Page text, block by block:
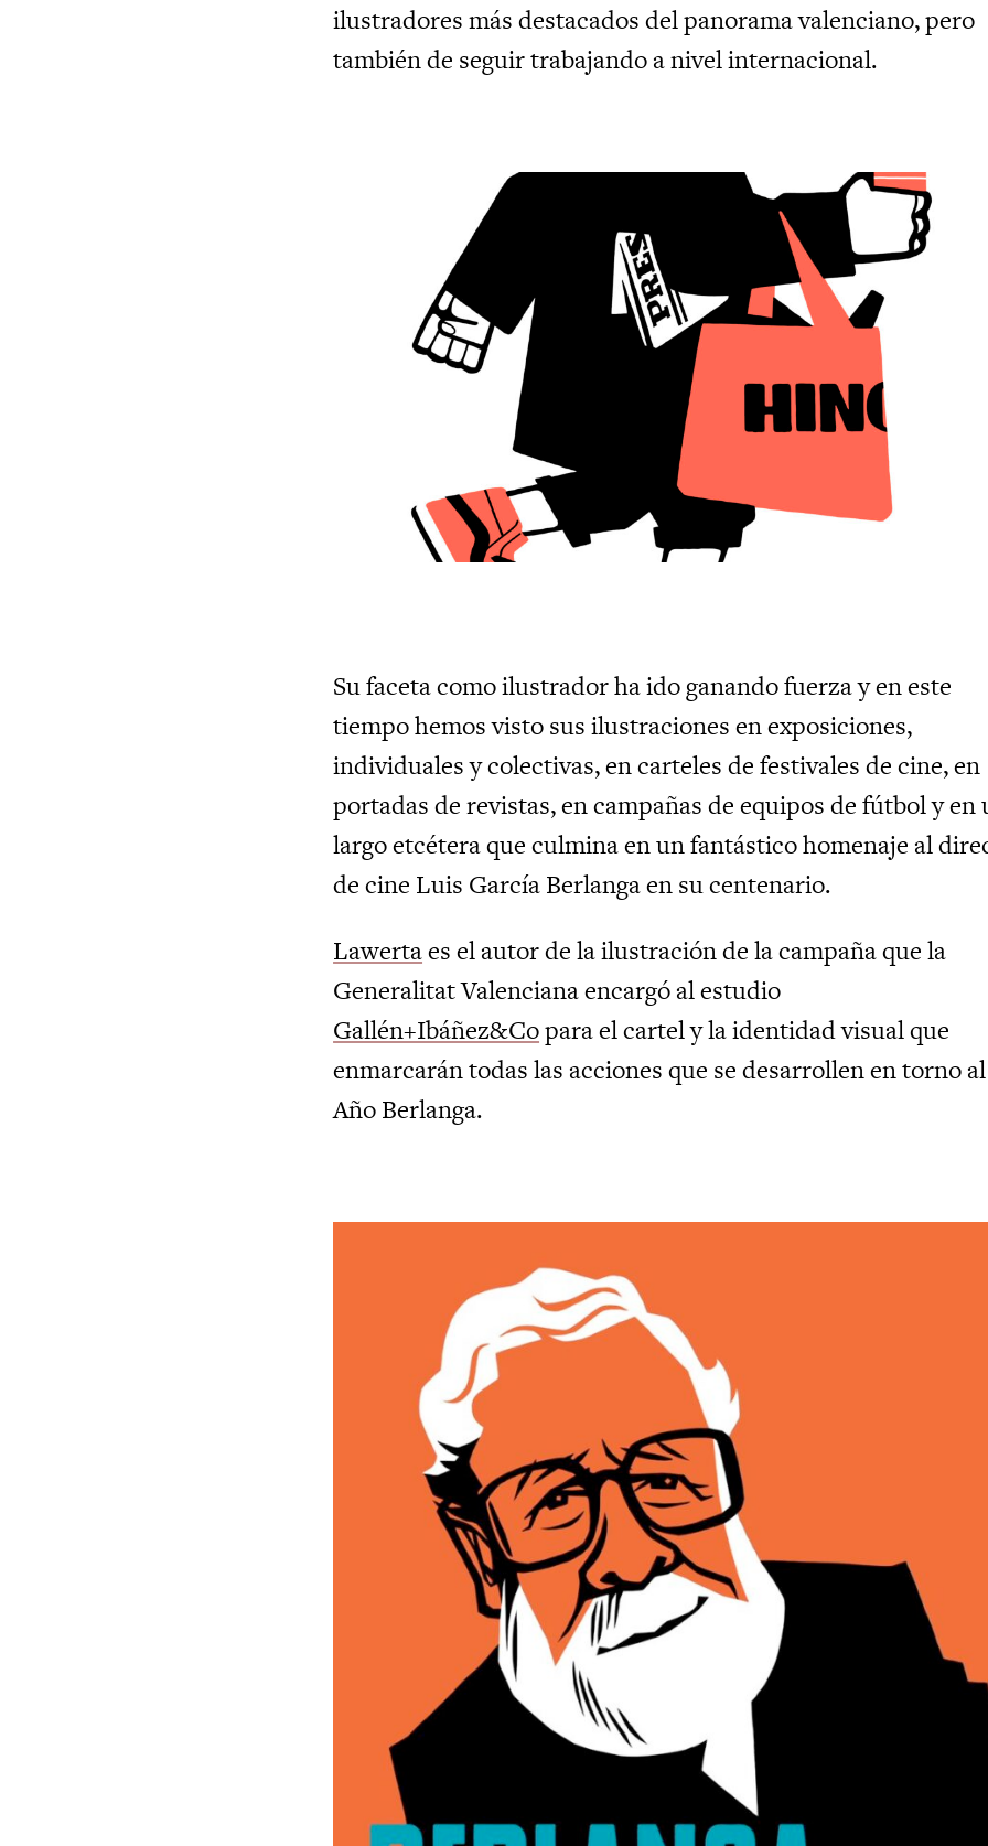
ilustradores más destacados del panorama valenciano, pero
también de seguir trabajando a nivel internacional.
Su faceta como ilustrador ha ido ganando fuerza y en este
tiempo hemos visto sus ilustraciones en exposiciones,
individuales y colectivas, en carteles de festivales de cine, en
portadas de revistas, en campañas de equipos de fútbol y en
largo etcétera que culmina en un fantástico homenaje al
de cine Luis García Berlanga en su centenario.
Lawertaes el autor de la ilustración de la campaña que la
Generalitat Valenciana encargó al estudio
Gallén+Ibáñez&Copara el cartel y la identidad visual que
enmarcarán todas las acciones que se desarrollen en torno al
Año Berlanga.